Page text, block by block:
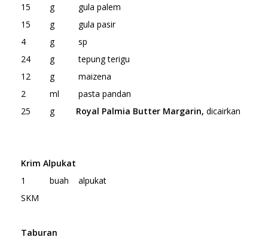
15 g gula palem
15 g gula pasir
4 g sp
24 g tepung terigu
12 g maizena
2 ml pasta pandan
25 g Royal Palmia Butter Margarin, dicairkan
Krim Alpukat
1 buah alpukat
SKM
Taburan